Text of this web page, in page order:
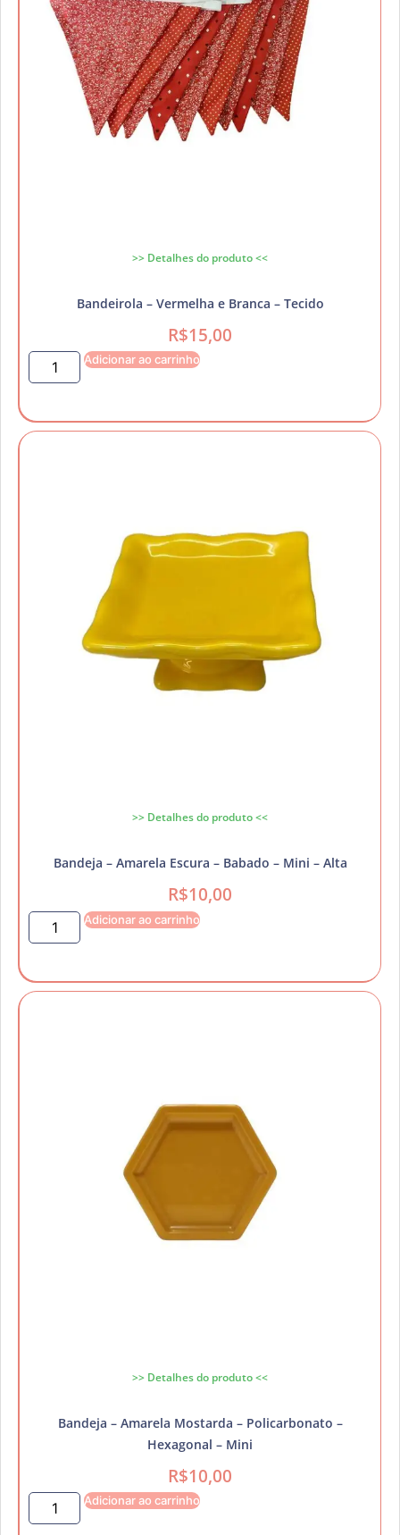
>> Detalhes do produto <<
Bandeirola – Vermelha e Branca – Tecido
R$15,00
Adicionar ao carrinho
>> Detalhes do produto <<
Bandeja – Amarela Escura – Babado – Mini – Alta
R$10,00
Adicionar ao carrinho
>> Detalhes do produto <<
Bandeja – Amarela Mostarda – Policarbonato –
Hexagonal – Mini
R$10,00
Adicionar ao carrinho